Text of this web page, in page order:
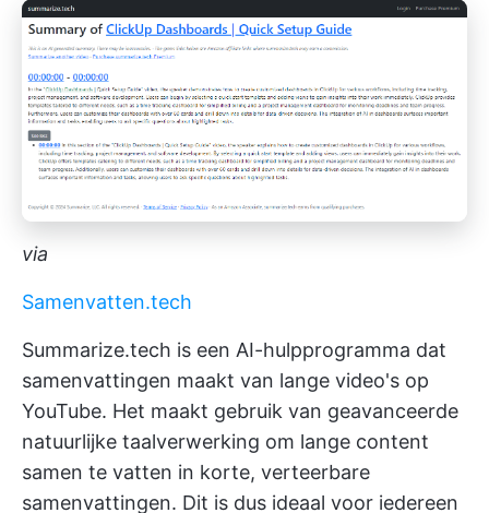
via
Samenvatten.tech
Summarize.tech is een AI-hulpprogramma dat
samenvattingen maakt van lange video's op
YouTube. Het maakt gebruik van geavanceerde
natuurlijke taalverwerking om lange content
samen te vatten in korte, verteerbare
samenvattingen. Dit is dus ideaal voor iedereen